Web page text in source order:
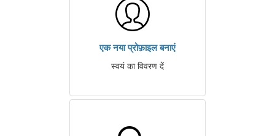
एक नया प्रोफ़ाइल बनाएं
स्वयं का विवरण दें